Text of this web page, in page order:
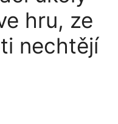
hru, ze
nechtějí